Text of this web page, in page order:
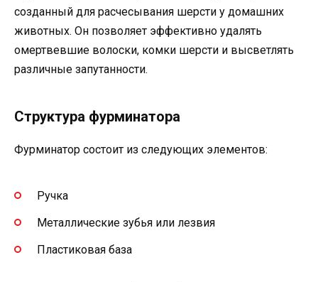
созданный для расчесывания шерсти у домашних
животных. Он позволяет эффективно удалять
омертвевшие волоски, комки шерсти и высветлять
различные запутанности.
Структура фурминатора
Фурминатор состоит из следующих элементов:
Ручка
Металлические зубья или лезвия
Пластиковая база